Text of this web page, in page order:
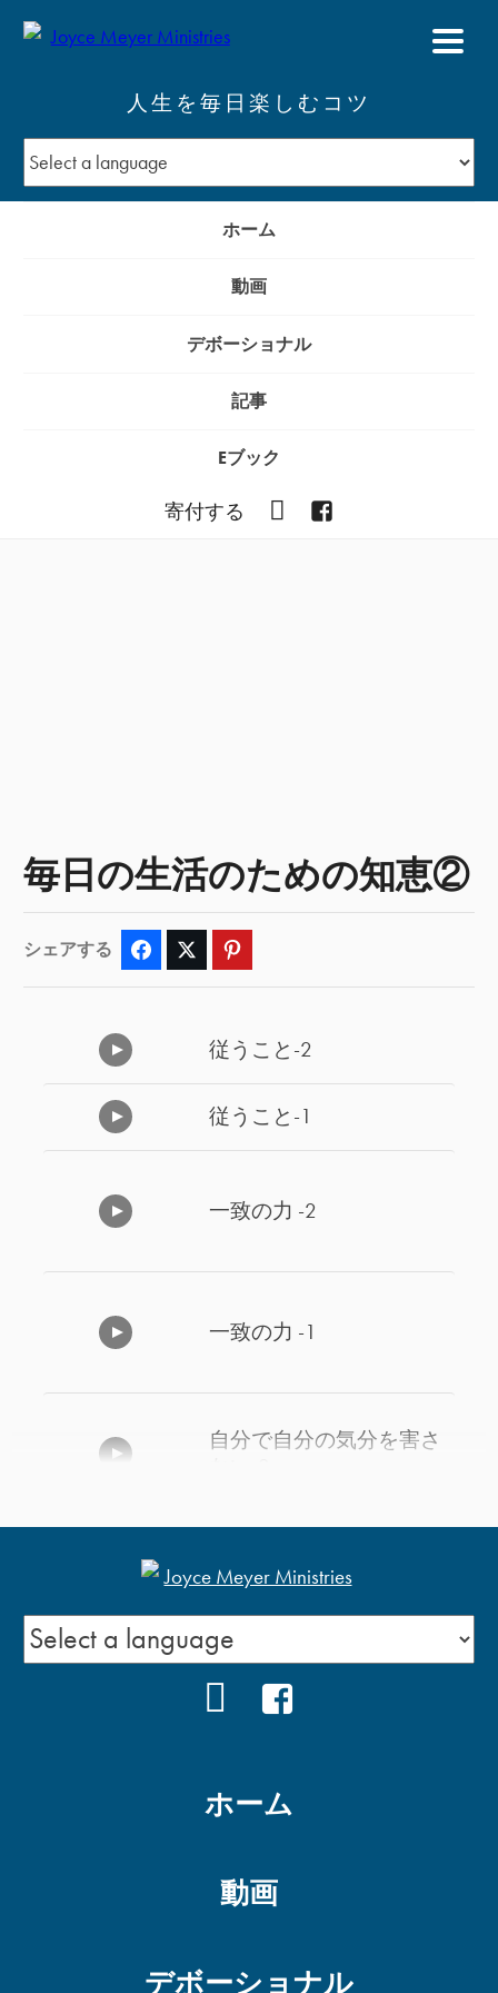
人生を毎日楽しむコツ
ホーム
動画
デボーショナル
記事
Eブック
寄付する YouTubeFacebook
毎日の生活のための知恵②
シェアする Facebook Twitter
従うこと-2
従うこと-1
一致の力 -2
一致の力 -1
自分で自分の気分を害さ
ない-1
毎日の生活のための知恵
①
自分をかき立たせて！
YOUTUBE
ホーム
動画
デボーショナル